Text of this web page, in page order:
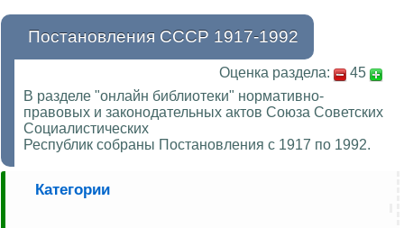
Постановления СССР 1917-1992
Оценка раздела:
45
В разделе "онлайн библиотеки" нормативно-
правовых и законодательных актов Союза Советских
Социалистических
Республик собраны Постановления с 1917 по 1992.
Категории